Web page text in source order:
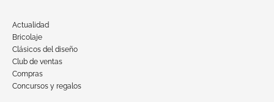
Actualidad
Bricolaje
Clásicos del diseño
Club de ventas
Compras
Concursos y regalos